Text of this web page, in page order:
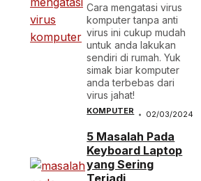
Cara mengatasi virus
komputer tanpa anti
virus ini cukup mudah
untuk anda lakukan
sendiri di rumah. Yuk
simak biar komputer
anda terbebas dari
virus jahat!
KOMPUTER 02/03/2024
5 Masalah Pada
Keyboard Laptop
yang Sering